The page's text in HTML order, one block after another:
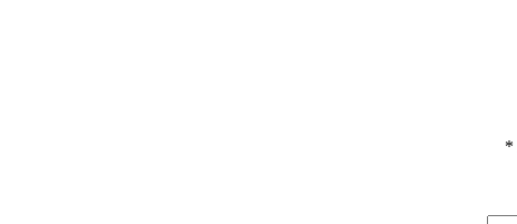
*